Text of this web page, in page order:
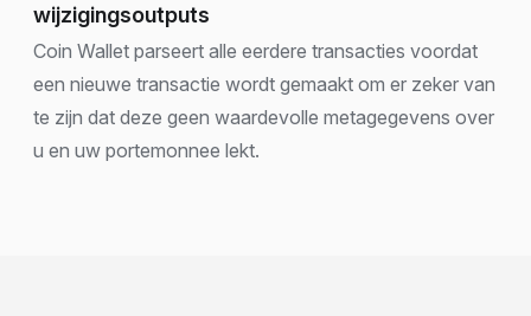
wijzigingsoutputs
Coin Wallet parseert alle eerdere transacties voordat
een nieuwe transactie wordt gemaakt om er zeker van
te zijn dat deze geen waardevolle metagegevens over
u en uw portemonnee lekt.